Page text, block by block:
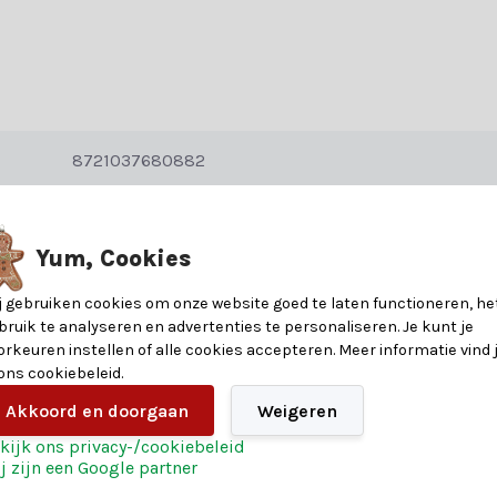
over de materialen en eigenschappen van dit product. Heb je
heeft. Of je nu op zoek bent naar betoverende verlichting,
van de extra voordelen:
en creëer een kerst die niemand snel zal vergeten. Bestel
8721037680882
Warm wit
1 jaar
Yum, Cookies
gebruiken cookies om onze website goed te laten functioneren,
te analyseren en advertenties te personaliseren. Je kunt je
instellen of alle cookies accepteren. Meer informatie vind
cookiebeleid.
Akkoord en doorgaan
Weigeren
ons privacy-/cookiebeleid
zijn een Google partner